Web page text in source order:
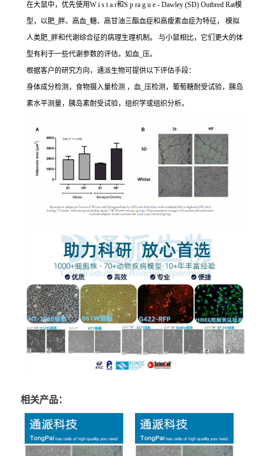
在大鼠中，优先使用W i s t a r和S p ra g u e - Dawley (SD) Outbred Rat模
型，以肥_胖、高血_糖、高甘油三酯血症和高瘦素血症为特征， 模拟
人类肥_胖和代谢综合征的病理生理机制。 与小鼠相比，它们更大的体
型有利于一些代谢参数的评估，如血_压。
根据客户的研究方向，通派生物可提供以下评估手段：
身体成分检测，食物摄入量检测 ，血_压检测，葡萄糖耐受试验，胰岛
素水平测量，胰岛素耐受试验，组织学或组织分析。
相关产品：